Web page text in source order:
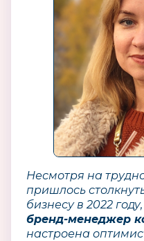
Несмотря на
пришлось
бизнесу в 2022 году,
бренд-менеджер
настроена